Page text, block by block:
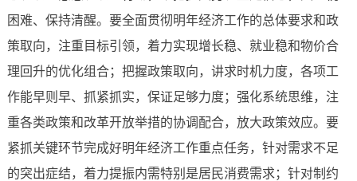
困难、保持清醒。要全面贯彻明年经济工作的总体要求和政
策取向，注重目标引领，着力实现增长稳、就业稳和物价合
理回升的优化组合；把握政策取向，讲求时机力度，各项工
作能早则早、抓紧抓实，保证足够力度；强化系统思维，注
重各类政策和改革开放举措的协调配合，放大政策效应。要
紧抓关键环节完成好明年经济工作重点任务，针对需求不足
的突出症结，着力提振内需特别是居民消费需求；针对制约